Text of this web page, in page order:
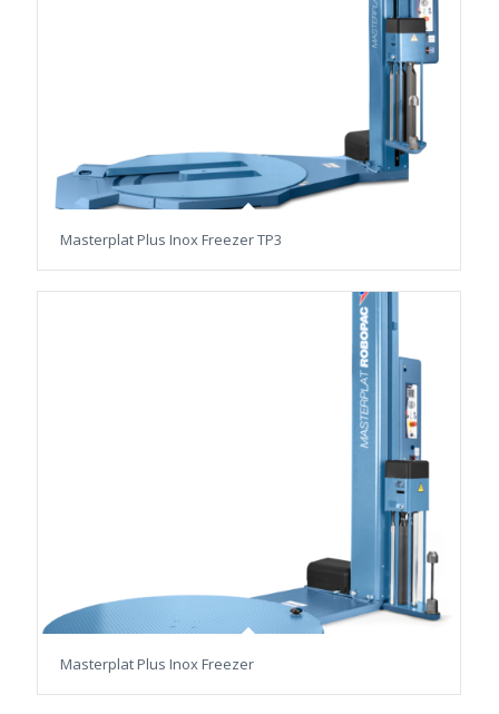
Masterplat Plus Inox Freezer TP3
Masterplat Plus Inox Freezer